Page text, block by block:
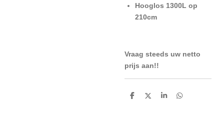
Hooglos 1300L op
210cm
Vraag steeds uw netto
prijs aan!!
D
D
S
D